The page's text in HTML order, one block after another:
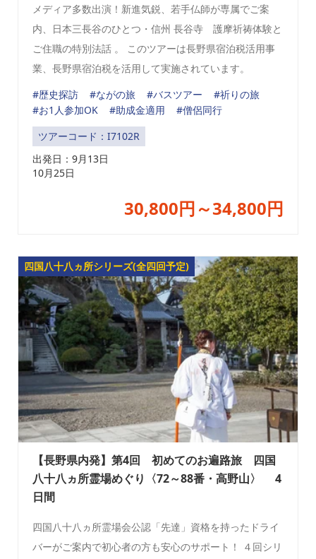
メディア多数出演！新進気鋭、若手仏師が専属でご案
内、日本三長谷のひとつ・信州 長谷寺 護摩祈祷体験と
ご住職の特別法話 。 このツアーは長野県宿泊税活用事
業、長野県宿泊税を活用して実施されています。
#歴史探訪
#ながの旅 #バスツアー
#祈りの旅
#お1人参加OK
#助成金適用
#僧侶同行
ツアーコード：I7102R
出発日： 9月13日
10月25日
30,800円～34,800円
四国八十八ヵ所シリーズ(全四回予定)
【長野県内発】第4回 初めてのお遍路旅 四国
八十八ヵ所霊場めぐり〈72～88番・高野山〉 4
日間
四国八十八ヵ所霊場会公認「先達」資格を持ったドライ
バーがご案内で初心者の方も安心のサポート！ ４回シリ